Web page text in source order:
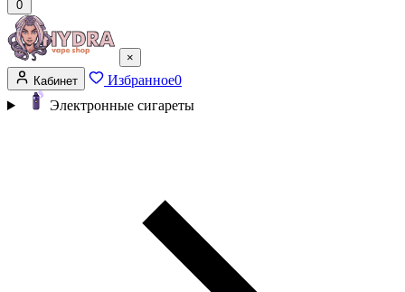
0
×
Кабинет
Избранное0
Электронные сигареты